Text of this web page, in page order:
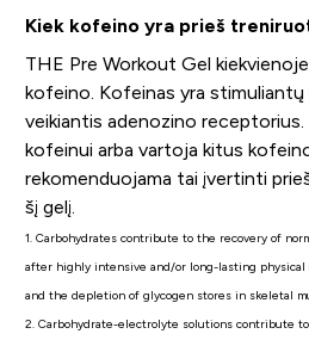
Kiek kofeino yra prieš
THE Pre Workout Gel
kofeino. Kofeinas yra stimuliantų
veikiantis adenozino receptorius.
kofeinui arba vartoja kitus
rekomenduojama tai įvertinti
šį gelį.
1. Carbohydrates contribute to the recovery of
after highly intensive and/or long-lasting
and the depletion of glycogen stores in skeletal
2. Carbohydrate-electrolyte solutions contribute